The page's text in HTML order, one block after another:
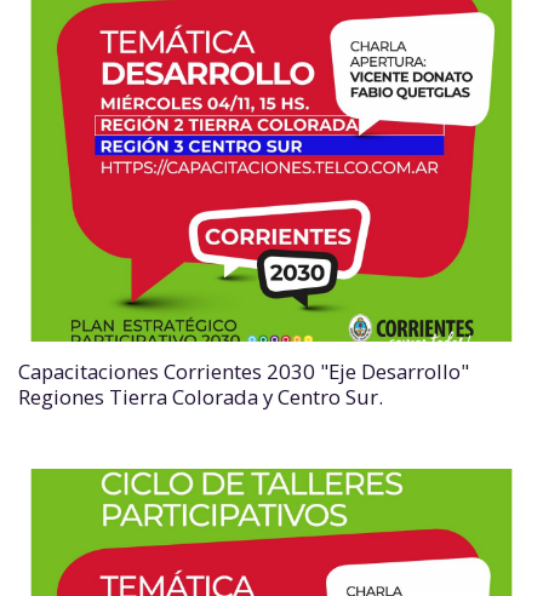
Capacitaciones Corrientes 2030 "Eje Desarrollo"
Regiones Tierra Colorada y Centro Sur.